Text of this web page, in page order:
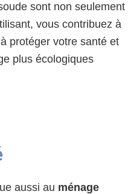
sont non seulement
vous contribuez à
protéger votre santé et
plus écologiques
aussi au ménage